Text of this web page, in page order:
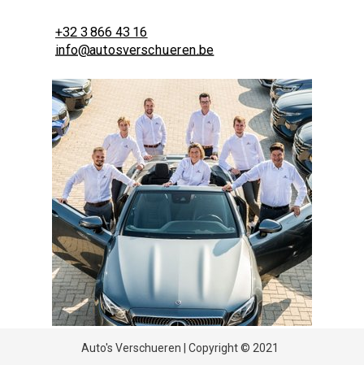
Auto's Verschueren | Copyright © 2021
+32 3 866 43 16
info@autosverschueren.be